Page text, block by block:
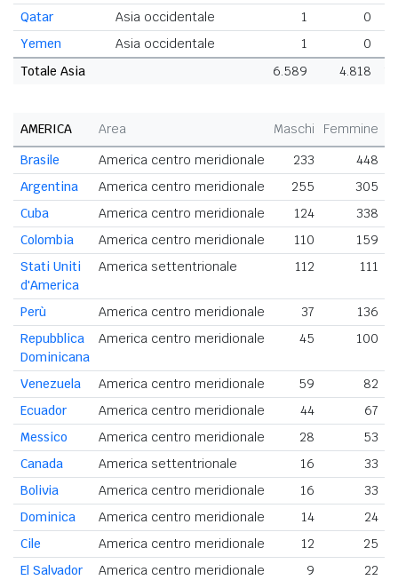
Qatar
Asia occidentale 1
0
Yemen
Asia occidentale 1
0
Totale Asia
6.589 4.818
AMERICA Area Maschi Femmine
Brasile
America centro meridionale 233
448
Argentina
America centro meridionale 255
305
Cuba
America centro meridionale 124
338
Colombia
America centro meridionale 110
159
Stati Uniti
d'America
America settentrionale 112 111
Perù America centro meridionale 37
136
Repubblica
Dominicana
America centro meridionale 45 100
Venezuela America centro meridionale 59
82
Ecuador
America centro meridionale 44
67
Messico
America centro meridionale 28
53
Canada
America settentrionale 16
33
Bolivia
America centro meridionale 16
33
Dominica
America centro meridionale 14
24
Cile
America centro meridionale 12
25
El Salvador
America centro meridionale 9
22